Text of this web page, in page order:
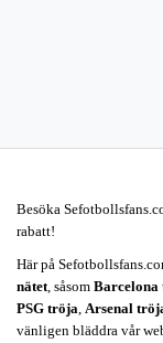
Besöka
rabatt!
Här på
nätet, såsom Barcelona
PSG tröja, Arsenal
vänligen bläddra vår